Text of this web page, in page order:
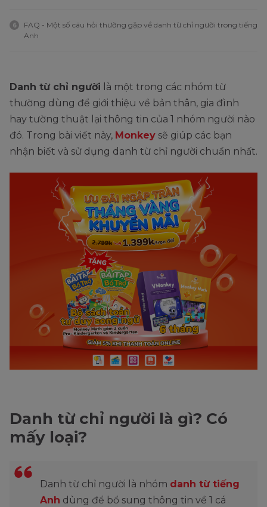
6
FAQ - Một số câu hỏi thường gặp về danh từ chỉ người trong tiếng
Anh
Danh từ chỉ người là một trong các nhóm từ
thường dùng để giới thiệu về bản thân, gia đình
hay tường thuật lại thông tin của 1 nhóm người nào
đó. Trong bài viết này, Monkey sẽ giúp các bạn
nhận biết và sử dụng danh từ chỉ người chuẩn nhất.
Danh từ chỉ người là gì? Có
mấy loại?
Danh từ chỉ người là nhóm danh từ tiếng
Anh dùng để bổ sung thông tin về 1 cá